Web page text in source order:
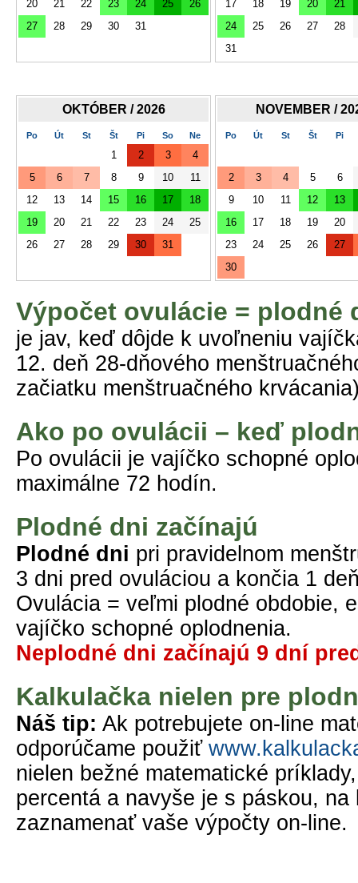
20
21 22 23 24 25
26
27
28 29 30 31
17
18 19 20
21
24
25 26 27
28
31
OKTÓBER / 2026
Po Út St Št Pi So Ne
1 2 3
4
5
6 7 8 9 10
11
12
13 14 15 16 17
18
19
20 21 22 23 24
25
26
27 28 29 30 31
NOVEMBER /
Po Út St Št Pi
2 3 4 5
6
9
10 11 12
13
16
17 18 19
20
23
24 25 26
27
30
Výpočet ovulácie = plodné
je jav, keď dôjde k uvoľneniu
12. deň 28-dňového
začiatku menštruačného
Ako po ovulácii – keď
Po ovulácii je vajíčko schopné
maximálne 72 hodín.
Plodné dni začínajú
Plodné dni pri pravidelnom
3 dni pred ovuláciou a končia 1
Ovulácia = veľmi plodné obdobie,
vajíčko schopné oplodnenia.
Neplodné dni začínajú 9 dní
Kalkulačka nielen pre
Náš tip: Ak potrebujete on-line
odporúčame použiť
nielen bežné matematické
percentá a navyše je s páskou, na
zaznamenať vaše výpočty on-line.